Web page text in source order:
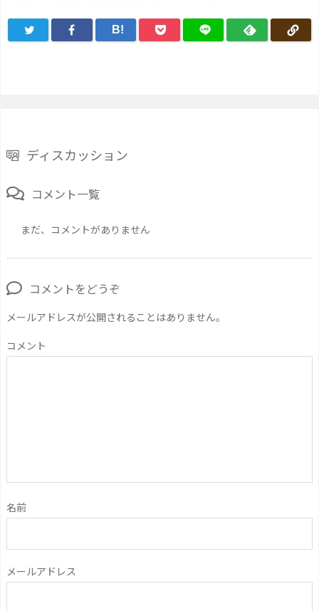
B!
ディスカッション
コメント一覧
まだ、コメントがありません
コメントをどうぞ
メールアドレスが公開されることはありません。
コメント
名前
メールアドレス